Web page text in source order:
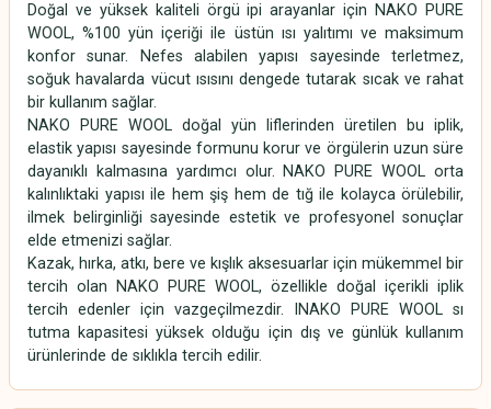
Doğal ve yüksek kaliteli örgü ipi arayanlar için NAKO PURE
WOOL, %100 yün içeriği ile üstün ısı yalıtımı ve maksimum
konfor sunar. Nefes alabilen yapısı sayesinde terletmez,
soğuk havalarda vücut ısısını dengede tutarak sıcak ve rahat
bir kullanım sağlar.
NAKO PURE WOOL doğal yün liflerinden üretilen bu iplik,
elastik yapısı sayesinde formunu korur ve örgülerin uzun süre
dayanıklı kalmasına yardımcı olur. NAKO PURE WOOL orta
kalınlıktaki yapısı ile hem şiş hem de tığ ile kolayca örülebilir,
ilmek belirginliği sayesinde estetik ve profesyonel sonuçlar
elde etmenizi sağlar.
Kazak, hırka, atkı, bere ve kışlık aksesuarlar için mükemmel bir
tercih olan NAKO PURE WOOL, özellikle doğal içerikli iplik
tercih edenler için vazgeçilmezdir. INAKO PURE WOOL sı
tutma kapasitesi yüksek olduğu için dış ve günlük kullanım
ürünlerinde de sıklıkla tercih edilir.